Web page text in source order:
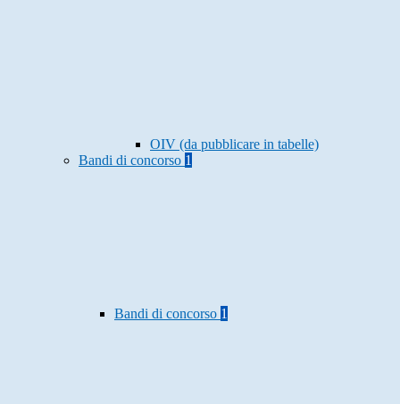
OIV (da pubblicare in tabelle)
Bandi di concorso 1
Bandi di concorso 1